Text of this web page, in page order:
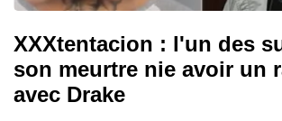
XXXtentacion : l'un des
son meurtre nie avoir un
avec Drake